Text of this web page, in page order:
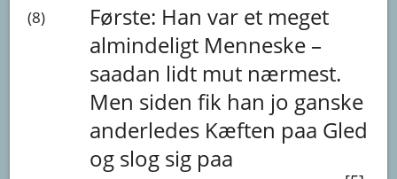
(8) Første: Hanvar et meget
almindeligt Menneske –
saadan lidt mut nærmest.
Men sidenfik han jo ganske
anderledes Kæften paa Gled
og slog sig paa